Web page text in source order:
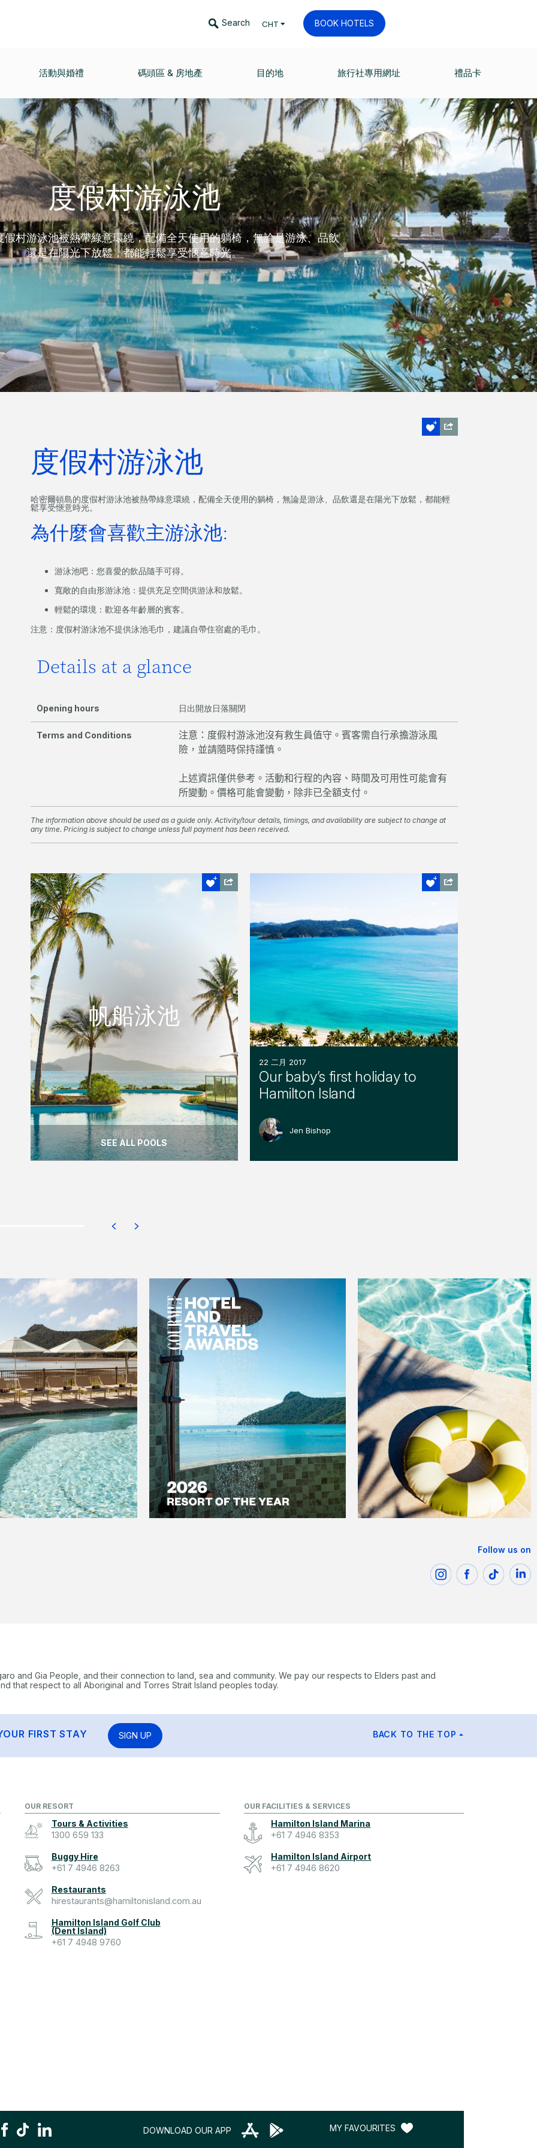
Search CHT BOOK HOTELS
活動與婚禮 碼頭區 & 房地產 目的地 旅行社專用網址 禮品卡
度假村游泳池
假村游泳池被熱帶綠意環繞，配備全天使用的躺椅，無論是游泳、品飲
還是在陽光下放鬆，都能輕鬆享受愜意時光。
度假村游泳池
哈密爾頓島的度假村游泳池被熱帶綠意環繞，配備全天使用的躺椅，無論是游泳、品飲還是在陽光下放鬆，都能輕
鬆享受愜意時光。
為什麼會喜歡主游泳池:
游泳池吧：您喜愛的飲品隨手可得。
寬敞的自由形游泳池：提供充足空間供游泳和放鬆。
輕鬆的環境：歡迎各年齡層的賓客。
注意：度假村游泳池不提供泳池毛巾，建議自帶住宿處的毛巾。
Details at a glance
Opening hours 日出開放日落關閉
Terms and Conditions
注意：度假村游泳池沒有救生員值守。賓客需自行承擔游泳風
險，並請隨時保持謹慎。
上述資訊僅供參考。活動和行程的內容、時間及可用性可能會有
所變動。價格可能會變動，除非已全額支付。
The information above should be used as a guide only. Activity/tour details, timings, and availability are subject to change at
any time. Pricing is subject to change unless full payment has been received.
帆船泳池
帆船泳池
帆船泳池
帆船泳池位於帆船餐廳外，提供壯觀的沙灘
景色。
READ MORE
SEE ALL POOLS
22 二月 2017
Our baby’s first holiday to
Hamilton Island
Jen Bishop
Follow us on
and Gia People, and their connection to land, sea and community. We pay our respects to Elders past and
that respect to all Aboriginal and Torres Strait Island peoples today.
FIRST STAY SIGN UP BACK TO THE TOP
OUR RESORT
Tours & Activities
1300 659 133
Buggy Hire
+61 7 4946 8263
Restaurants
hirestaurants@hamiltonisland.com.au
Hamilton Island Golf Club
(Dent Island)
+61 7 4948 9760
OUR FACILITIES & SERVICES
Hamilton Island Marina
+61 7 4946 8353
Hamilton Island Airport
+61 7 4946 8620
DOWNLOAD OUR APP MY FAVOURITES